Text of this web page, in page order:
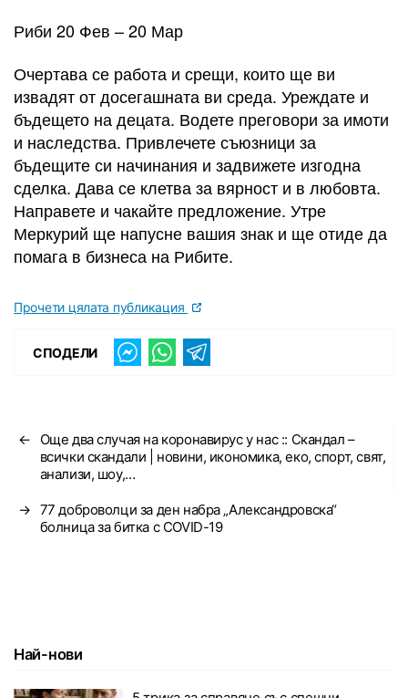
Риби 20 Фев – 20 Мар
Очертава се работа и срещи, които ще ви
извадят от досегашната ви среда. Уреждате и
бъдещето на децата. Водете преговори за имоти
и наследства. Привлечете съюзници за
бъдещите си начинания и задвижете изгодна
сделка. Дава се клетва за вярност и в любовта.
Направете и чакайте предложение. Утре
Меркурий ще напусне вашия знак и ще отиде да
помага в бизнеса на Рибите.
Прочети цялата публикация
СПОДЕЛИ
←
Още два случая на коронавирус у нас :: Скандал –
всички скандали | новини, икономика, еко, спорт, свят,
анализи, шоу,…
→ 77 доброволци за ден набра „Александровска“
болница за битка с COVID-19
Най-нови